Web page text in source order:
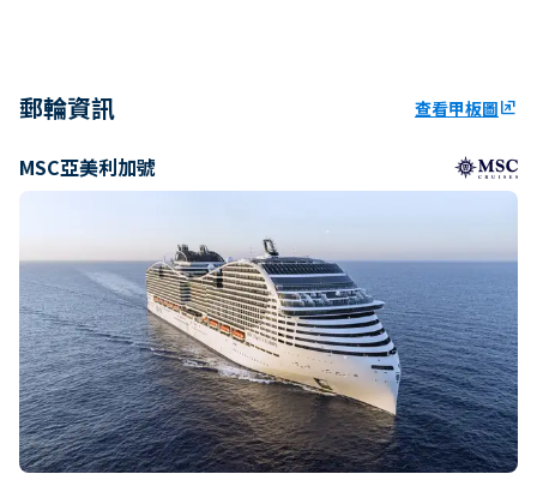
郵輪資訊 查看甲板圖ungroup
MSC亞美利加號